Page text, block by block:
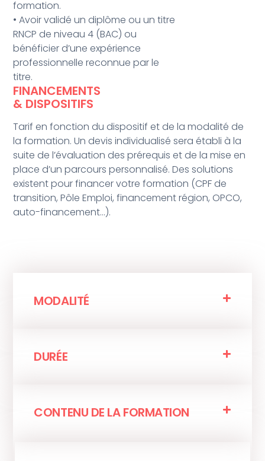
formation.
• Avoir validé un diplôme ou un titre
RNCP de niveau 4 (BAC) ou
bénéficier d’une expérience
professionnelle reconnue par le
titre.
FINANCEMENTS
& DISPOSITIFS
Tarif en fonction du dispositif et de la modalité de
la formation. Un devis individualisé sera établi à la
suite de l’évaluation des prérequis et de la mise en
place d’un parcours personnalisé. Des solutions
existent pour financer votre formation (CPF de
transition, Pôle Emploi, financement région, OPCO,
auto-financement...).
MODALITÉ
DURÉE
CONTENU DE LA FORMATION